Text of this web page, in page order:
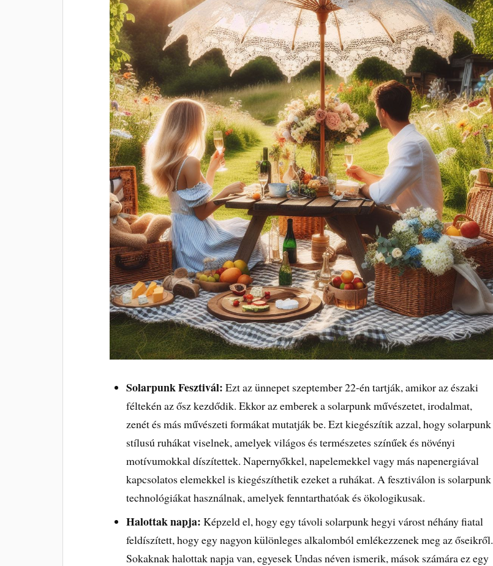
Solarpunk Fesztivál: Ezt az ünnepet szeptember 22-én tartják, amikor az északi
féltekén az ősz kezdődik. Ekkor az emberek a solarpunk művészetet, irodalmat,
zenét és más művészeti formákat mutatják be. Ezt kiegészítik azzal, hogy solarpunk
stílusú ruhákat viselnek, amelyek világos és természetes színűek és növényi
motívumokkal díszítettek. Napernyőkkel, napelemekkel vagy más napenergiával
kapcsolatos elemekkel is kiegészíthetik ezeket a ruhákat. A fesztiválon is solarpunk
technológiákat használnak, amelyek fenntarthatóak és ökologikusak.
Halottak napja: Képzeld el, hogy egy távoli solarpunk hegyi várost néhány fiatal
feldíszített, hogy egy nagyon különleges alkalomból emlékezzenek meg az őseikről.
Sokaknak halottak napja van, egyesek Undas néven ismerik, mások számára ez egy